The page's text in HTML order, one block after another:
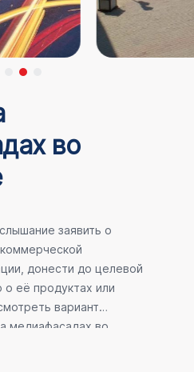
во
заявить о
донести до целевой
её продуктах или
вариант
медиафасадах во
Медиа Групп».